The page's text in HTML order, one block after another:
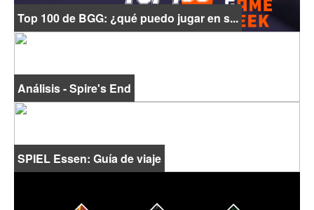
Top 100 de BGG: ¿qué puedo jugar en s...
Análisis - Spire's End
SPIEL Essen: Guía de viaje